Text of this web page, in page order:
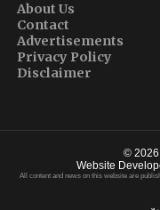
About Us
Contact
Advertisements
Privacy Policy
Disclaimer
©
Website
All content and news on this website are